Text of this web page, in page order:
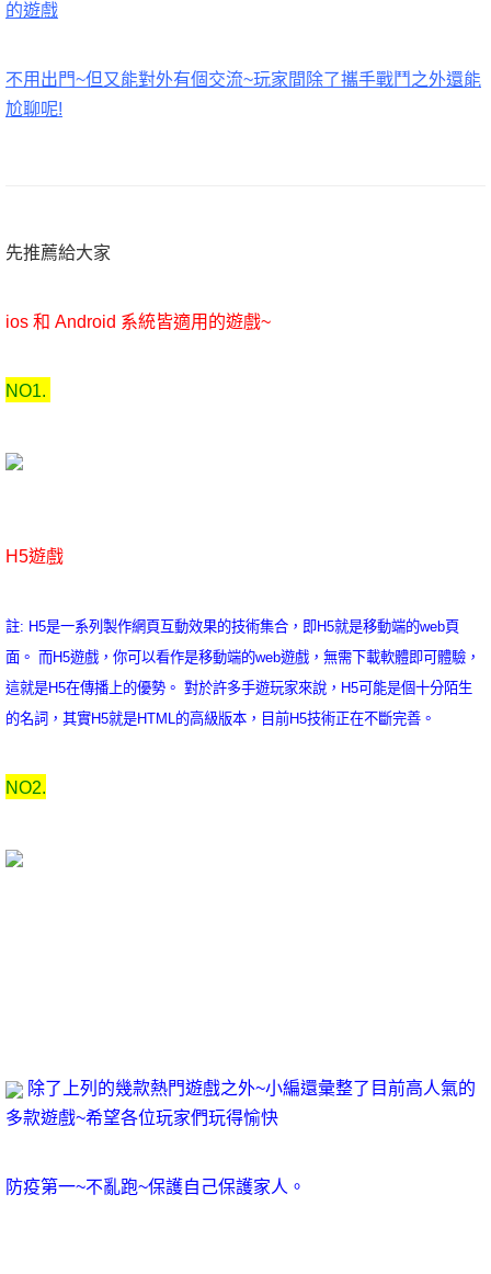
的遊戲
不用出門~但又能對外有個交流~玩家間除了攜手戰鬥之外還能
尬聊呢!
先推薦給大家
ios 和 Android 系統皆適用的遊戲~
NO1.
H5遊戲
註: H5是一系列製作網頁互動效果的技術集合，即H5就是移動端的web頁
面。 而H5遊戲，你可以看作是移動端的web遊戲，無需下載軟體即可體驗，
這就是H5在傳播上的優勢。 對於許多手遊玩家來說，H5可能是個十分陌生
的名詞，其實H5就是HTML的高級版本，目前H5技術正在不斷完善。
NO2.
除了上列的幾款熱門遊戲之外~小編還彙整了目前高人氣的
多款遊戲~希望各位玩家們玩得愉快
防疫第一~不亂跑~保護自己保護家人。